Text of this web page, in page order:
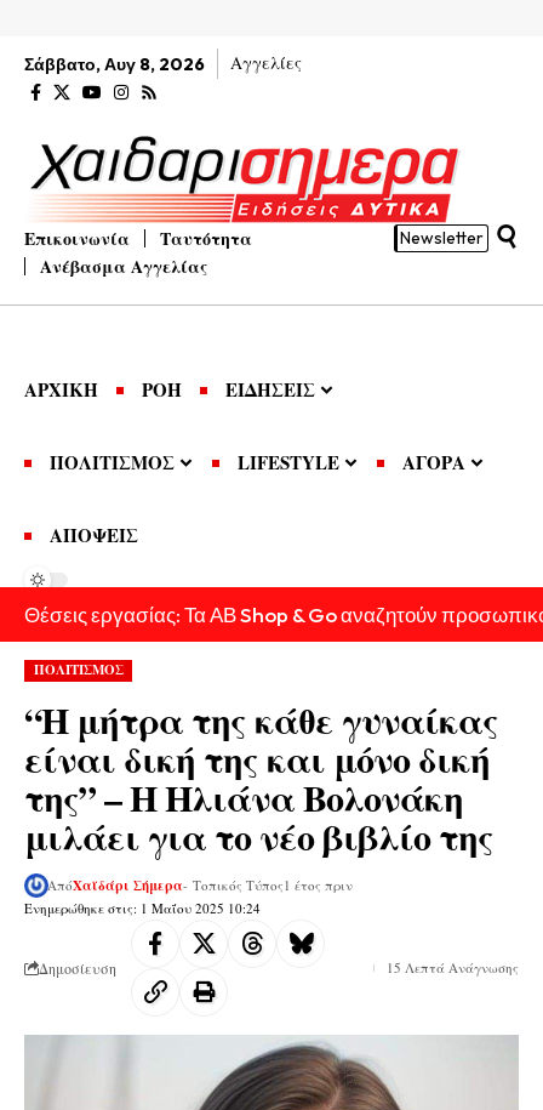
Σάββατο, Αυγ 8, 2026 Αγγελίες
Επικοινωνία
Ταυτότητα
Ανέβασμα Αγγελίας
Newsletter
ΑΡΧΙΚΗ ΡΟΗ ΕΙΔΗΣΕΙΣ
ΠΟΛΙΤΙΣΜΟΣ LIFESTYLE ΑΓΟΡΑ
ΑΠΟΨΕΙΣ
Θέσεις εργασίας: Τα ΑΒ Shop & Go αναζητούν
ΠΟΛΙΤΙΣΜΟΣ
“H μήτρα της κάθε γυναίκας
είναι δική της και μόνο δική
της” – H Ηλιάνα Βολονάκη
μιλάει για το νέο βιβλίο της
Ενημερώθηκε στις: 1 Μαΐου 2025 10:24
ΑπόΧαϊδάρι Σήμερα- Τοπικός Τύπος 1 έτος πριν
Δημοσίευση 15 Λεπτά Ανάγνωσης